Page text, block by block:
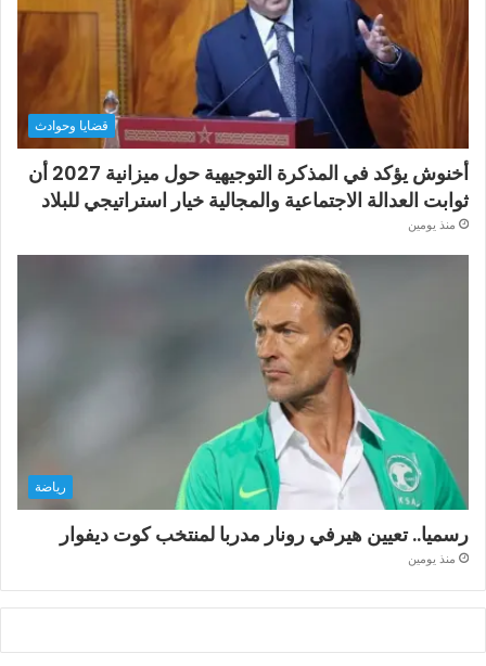
قضايا وحوادث
أخنوش يؤكد في المذكرة التوجيهية حول ميزانية 2027 أن
ثوابت العدالة الاجتماعية والمجالية خيار استراتيجي للبلاد
منذ يومين
رياضة
رسميا.. تعيين هيرفي رونار مدربا لمنتخب كوت ديفوار
منذ يومين